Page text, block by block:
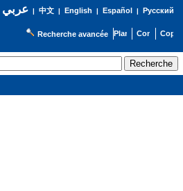
عربي| 中文| English | Español | Русский
Recherche avancée